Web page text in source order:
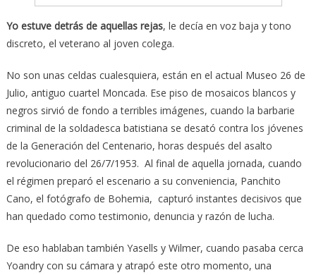
Yo estuve detrás de aquellas rejas, le decía en voz baja y tono
discreto, el veterano al joven colega.
No son unas celdas cualesquiera, están en el actual Museo 26 de
Julio, antiguo cuartel Moncada. Ese piso de mosaicos blancos y
negros sirvió de fondo a terribles imágenes, cuando la barbarie
criminal de la soldadesca batistiana se desató contra los jóvenes
de la Generación del Centenario, horas después del asalto
revolucionario del 26/7/1953. Al final de aquella jornada, cuando
el régimen preparó el escenario a su conveniencia, Panchito
Cano, el fotógrafo de Bohemia, capturó instantes decisivos que
han quedado como testimonio, denuncia y razón de lucha.
De eso hablaban también Yasells y Wilmer, cuando pasaba cerca
Yoandry con su cámara y atrapó este otro momento, una